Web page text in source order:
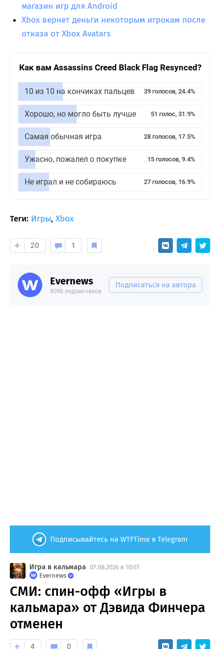
магазин игр для Android
Xbox вернет деньги некоторым игрокам после
отказа от Xbox Avatars
Как вам Assassins Creed Black Flag Resynced?
10 из 10 на кончиках пальцев 39 голосов, 24.4%
Хорошо, но могло быть лучше 51 голос, 31.9%
Самая обычная игра 28 голосов, 17.5%
Ужасно, пожалел о покупке 15 голосов, 9.4%
Не играл и не собираюсь 27 голосов, 16.9%
Теги: Игры, Xbox
20 1
Evernews
8090 подписчиков
Подписаться на автора
Подписывайтесь на WTFTime в Telegram
Игра в кальмара 07.08.2026 в 10:07
Evernews
СМИ: спин-офф «Игры в
кальмара» от Дэвида Финчера
отменен
4 0